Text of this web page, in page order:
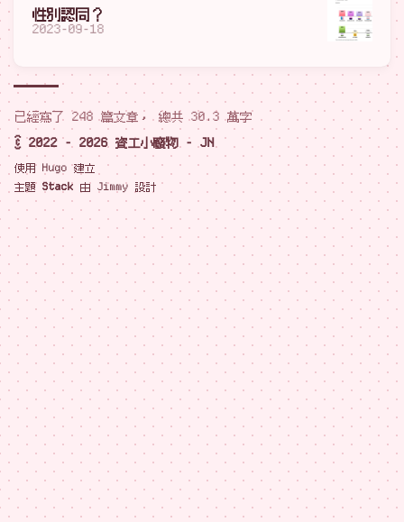
性別認同？
2023-09-18
已經寫了 248 篇文章， 總共 30.3 萬字
© 2022 - 2026 資工小廢物 - JN
使用 Hugo 建立
主題 Stack 由 Jimmy 設計